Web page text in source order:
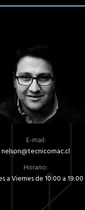
E-mail:
nelson@tecnicomac.cl
Horario:
a Viernes de 10:00 a 19:00